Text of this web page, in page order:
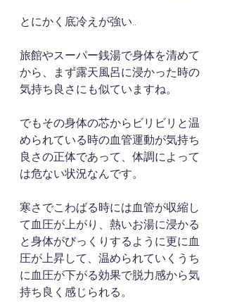
とにかく底冷えが強い..
旅館やスーパー銭湯で身体を清めて
から、まず露天風呂に浸かった時の
気持ち良さにも似ていますね。
でもその身体の芯からビリビリと温
められている時の血管運動が気持ち
良さの正体であって、体調によって
は危ない状況なんです。
寒さでこわばる時には血管が収縮し
て血圧が上がり、熱いお湯に浸かる
と身体がびっくりするように更に血
圧が上昇して、温められていくうち
に血圧が下がる効果で脱力感から気
持ち良く感じられる。